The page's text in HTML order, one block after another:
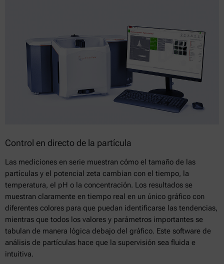
Control en directo de la partícula
Las mediciones en serie muestran cómo el tamaño de las
partículas y el potencial zeta cambian con el tiempo, la
temperatura, el pH o la concentración. Los resultados se
muestran claramente en tiempo real en un único gráfico con
diferentes colores para que puedan identificarse las tendencias,
mientras que todos los valores y parámetros importantes se
tabulan de manera lógica debajo del gráfico. Este software de
análisis de partículas hace que la supervisión sea fluida e
intuitiva.